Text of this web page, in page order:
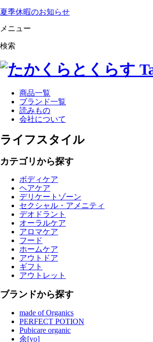
夏季休暇のお知らせ
メニュー
検索
商品一覧
ブランド一覧
読みもの
会社について
ライフスタイル
カテゴリから探す
ボディケア
ヘアケア
デリケートゾーン
セクシャル・アメニティ
デオドラント
オーラルケア
アロマケア
フード
ホームケア
アウトドア
ギフト
アウトレット
ブランドから探す
made of Organics
PERFECT POTION
Pubicare organic
余[yo]